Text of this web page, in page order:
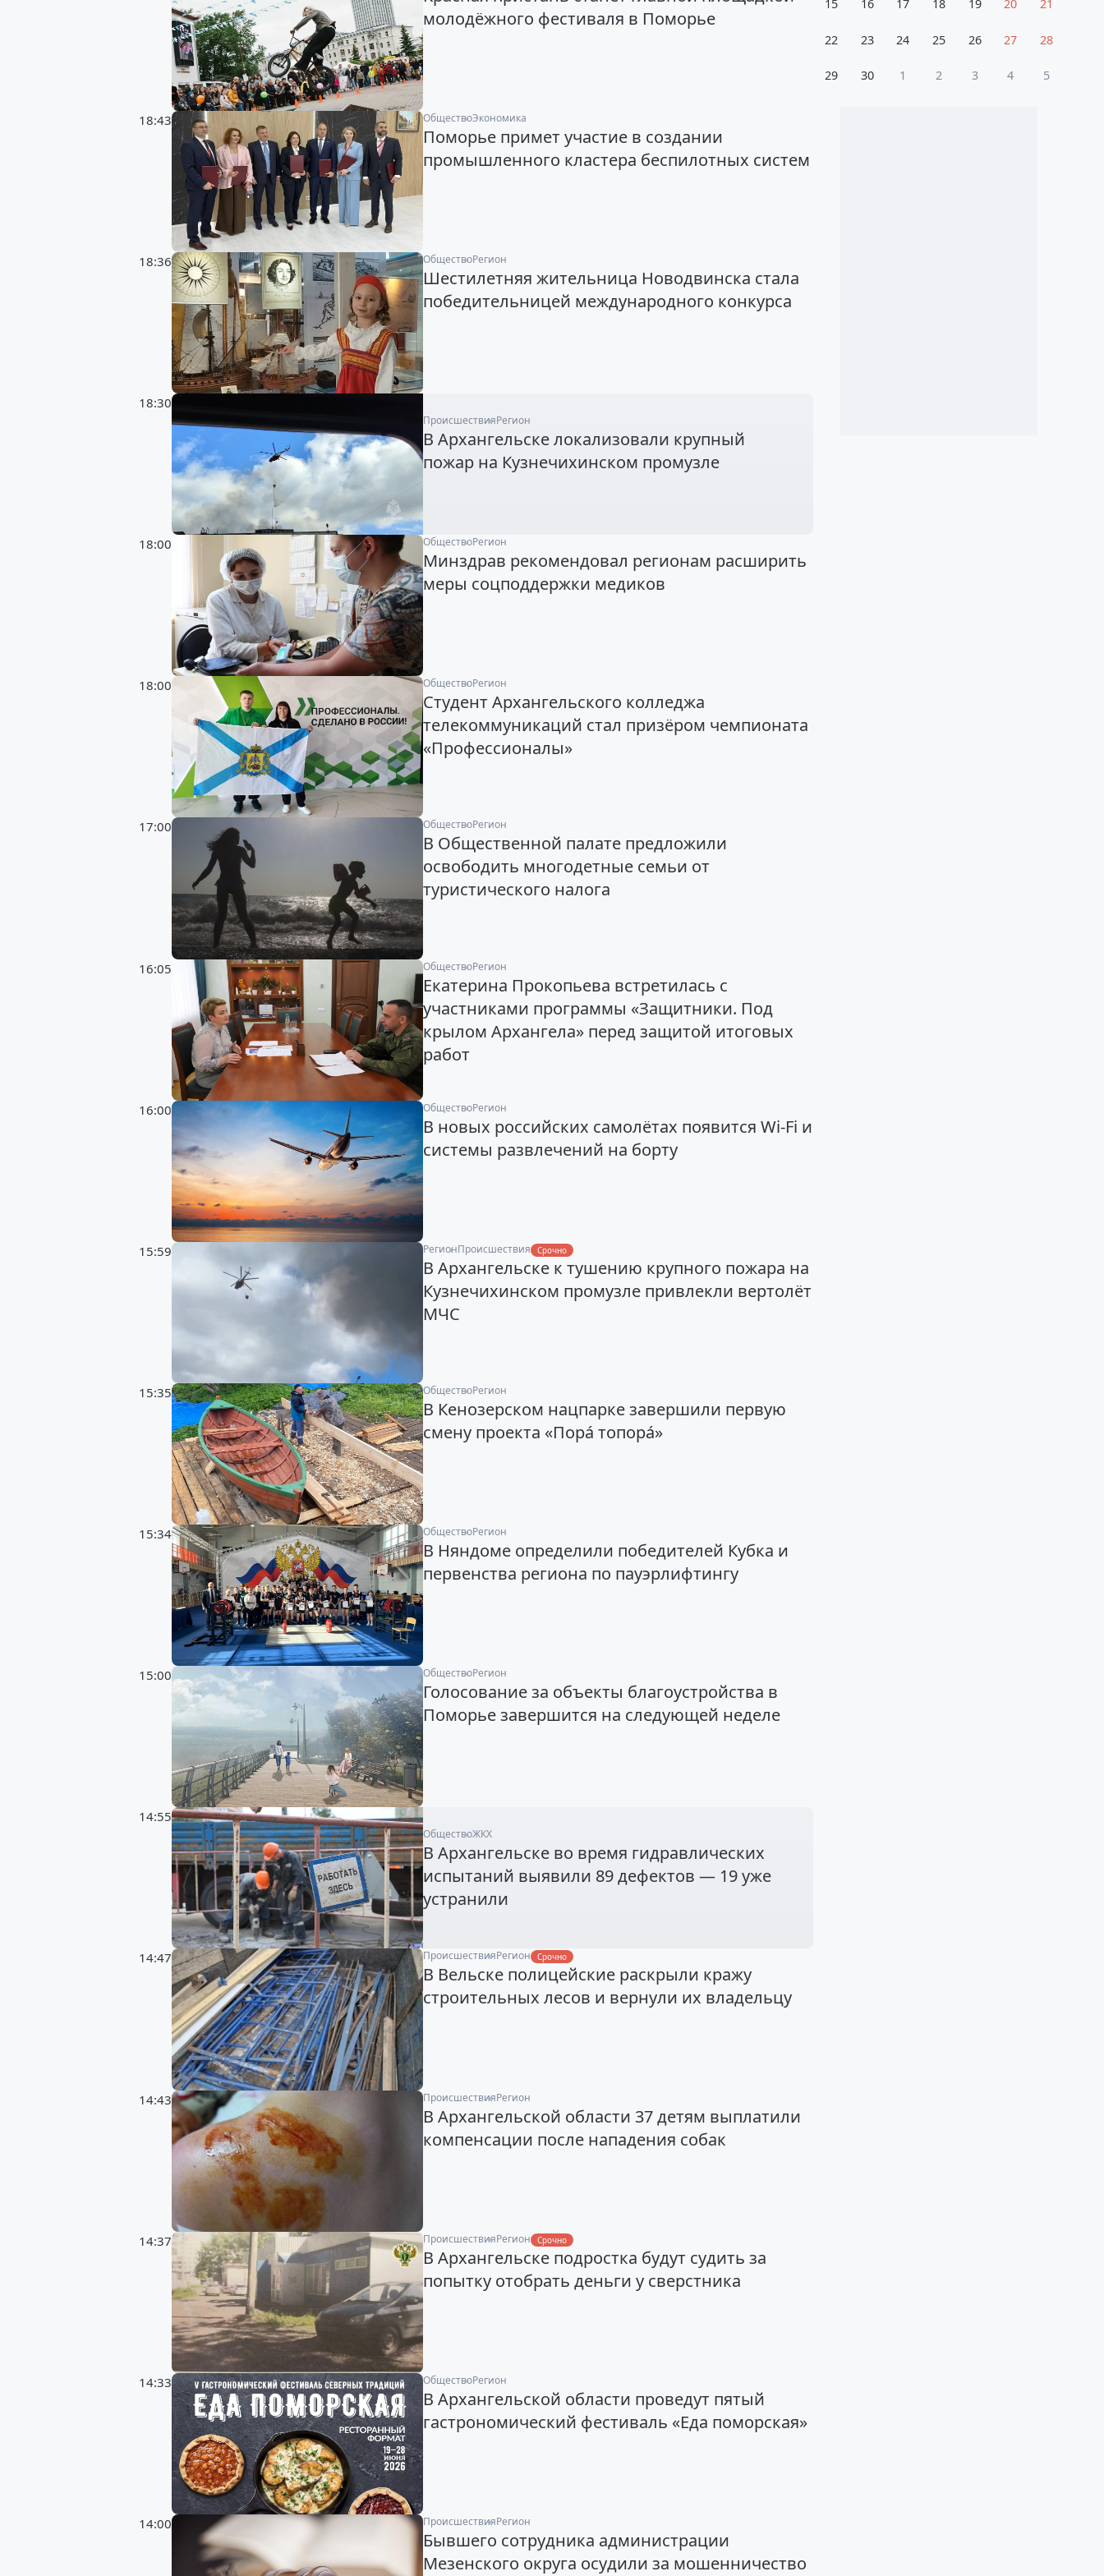
молодёжного фестиваля в Поморье
18:43 ОбществоЭкономика
Поморье примет участие в создании
промышленного кластера беспилотных систем
18:36 ОбществоРегион
Шестилетняя жительница Новодвинска стала
победительницей международного конкурса
18:30
ПроисшествияРегион
В Архангельске локализовали крупный
пожар на Кузнечихинском промузле
18:00 ОбществоРегион
Минздрав рекомендовал регионам расширить
меры соцподдержки медиков
18:00 ОбществоРегион
Студент Архангельского колледжа
телекоммуникаций стал призёром чемпионата
«Профессионалы»
17:00 ОбществоРегион
В Общественной палате предложили
освободить многодетные семьи от
туристического налога
16:05 ОбществоРегион
Екатерина Прокопьева встретилась с
участниками программы «Защитники. Под
крылом Архангела» перед защитой итоговых
работ
16:00 ОбществоРегион
В новых российских самолётах появится Wi-Fi и
системы развлечений на борту
15:59 РегионПроисшествия Срочно
В Архангельске к тушению крупного пожара на
Кузнечихинском промузле привлекли вертолёт
МЧС
15:35 ОбществоРегион
В Кенозерском нацпарке завершили первую
смену проекта «Пора́ топора́»
15:34 ОбществоРегион
В Няндоме определили победителей Кубка и
первенства региона по пауэрлифтингу
15:00 ОбществоРегион
Голосование за объекты благоустройства в
Поморье завершится на следующей неделе
14:55
ОбществоЖКХ
В Архангельске во время гидравлических
испытаний выявили 89 дефектов — 19 уже
устранили
14:47 ПроисшествияРегион Срочно
В Вельске полицейские раскрыли кражу
строительных лесов и вернули их владельцу
14:43 ПроисшествияРегион
В Архангельской области 37 детям выплатили
компенсации после нападения собак
14:37 ПроисшествияРегион Срочно
В Архангельске подростка будут судить за
попытку отобрать деньги у сверстника
14:33 ОбществоРегион
В Архангельской области проведут пятый
гастрономический фестиваль «Еда поморская»
14:00 ПроисшествияРегион
Бывшего сотрудника администрации
Мезенского округа осудили за мошенничество
15 16 17 18 19 20 21
22 23 24 25 26 27 28
29 30 1 2 3 4 5